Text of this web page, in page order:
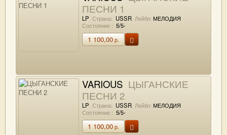
ПЕСНИ 1
LP Страна: USSR Лейбл: МЕЛОДИЯ
Состояние : 5/5-
1 100,00р.
VARIOUS ЦЫГАНСКИЕ
ПЕСНИ 2
LP Страна: USSR Лейбл: МЕЛОДИЯ
Состояние : 5/5-
1 100,00р.